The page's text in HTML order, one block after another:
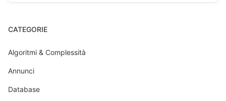
CATEGORIE
Algoritmi & Complessità
Annunci
Database